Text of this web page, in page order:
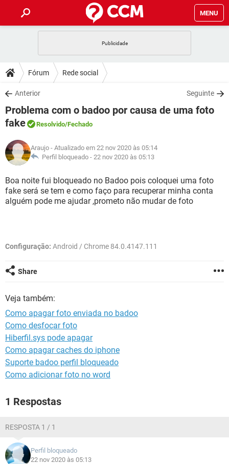
MENU
CELULAR
OUTLOOK
INSTAGRAM GMAIL
GUIA DE COMPRAS
DICAS
JOGOS
OUTLOOK
GUIA DE COMPRAS
DOWNLOADS
JOGOS WHATSAPP
CELULAR
OUTLOOK EXCEL
INSTAGRAM
GUIA DE COMPRAS
FÓRUM
CELULAR FACEBOOK
INSTAGRAM GMAIL
GUIA DE COMPRAS
GLOSSÁRIO
JOGOS
CELULAR FACEBOOK
OUTLOOK EXCEL
Fórum Rede social
Anterior Seguinte
Problema com o badoo por causa de uma foto
fake
Resolvido/Fechado
Araujo - Atualizado em 22 nov 2020 às 05:14
Perfil bloqueado - 22 nov 2020 às 05:13
Boa noite fui bloqueado no Badoo pois coloquei uma foto
fake será se tem e como faço para recuperar minha conta
alguém pode me ajudar ,prometo não mudar de foto
Configuração: Android / Chrome 84.0.4147.111
Share
Veja também:
Como apagar foto enviada no badoo
Como desfocar foto
Hiberfil.sys pode apagar
Como apagar caches do iphone
Suporte badoo perfil bloqueado
Como adicionar foto no word
1 Respostas
RESPOSTA 1 / 1
Perfil bloqueado
22 nov 2020 às 05:13